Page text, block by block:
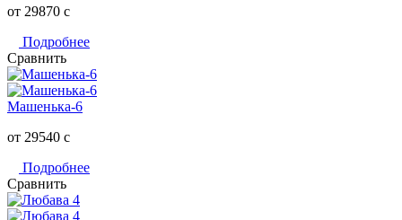
от 29870 c
Подробнее
Сравнить
Машенька-6
от 29540 c
Подробнее
Сравнить